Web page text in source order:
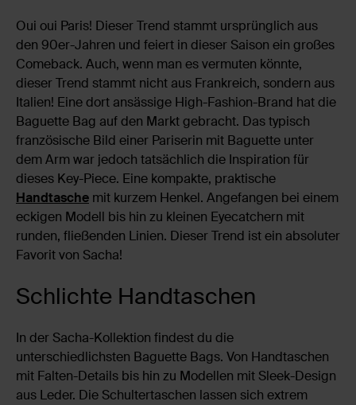
Oui oui Paris! Dieser Trend stammt ursprünglich aus
den 90er-Jahren und feiert in dieser Saison ein großes
Comeback. Auch, wenn man es vermuten könnte,
dieser Trend stammt nicht aus Frankreich, sondern aus
Italien! Eine dort ansässige High-Fashion-Brand hat die
Baguette Bag auf den Markt gebracht. Das typisch
französische Bild einer Pariserin mit Baguette unter
dem Arm war jedoch tatsächlich die Inspiration für
dieses Key-Piece. Eine kompakte, praktische
Handtasche mit kurzem Henkel. Angefangen bei einem
eckigen Modell bis hin zu kleinen Eyecatchern mit
runden, fließenden Linien. Dieser Trend ist ein absoluter
Favorit von Sacha!
Schlichte Handtaschen
In der Sacha-Kollektion findest du die
unterschiedlichsten Baguette Bags. Von Handtaschen
mit Falten-Details bis hin zu Modellen mit Sleek-Design
aus Leder. Die Schultertaschen lassen sich extrem